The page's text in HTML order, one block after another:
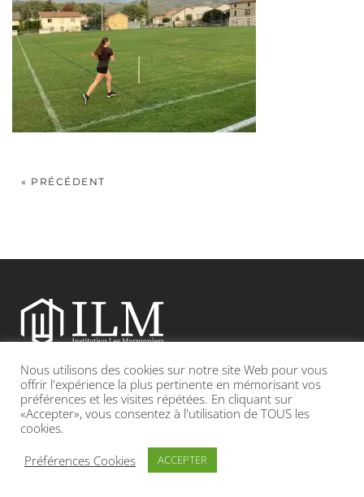
« PRÉCÉDENT
Etablissement catholique sous contrat d’association avec l’Etat
Adresse : 19, Grande rue 69420 CONDRIEU
INFOS LÉGALES POLITIQUE DE CONFIDENTIALITÉ
Nous utilisons des cookies sur notre site Web pour vous
offrir l'expérience la plus pertinente en mémorisant vos
préférences et les visites répétées. En cliquant sur
«Accepter», vous consentez à l'utilisation de TOUS les
cookies.
Préférences Cookies
ACCEPTER